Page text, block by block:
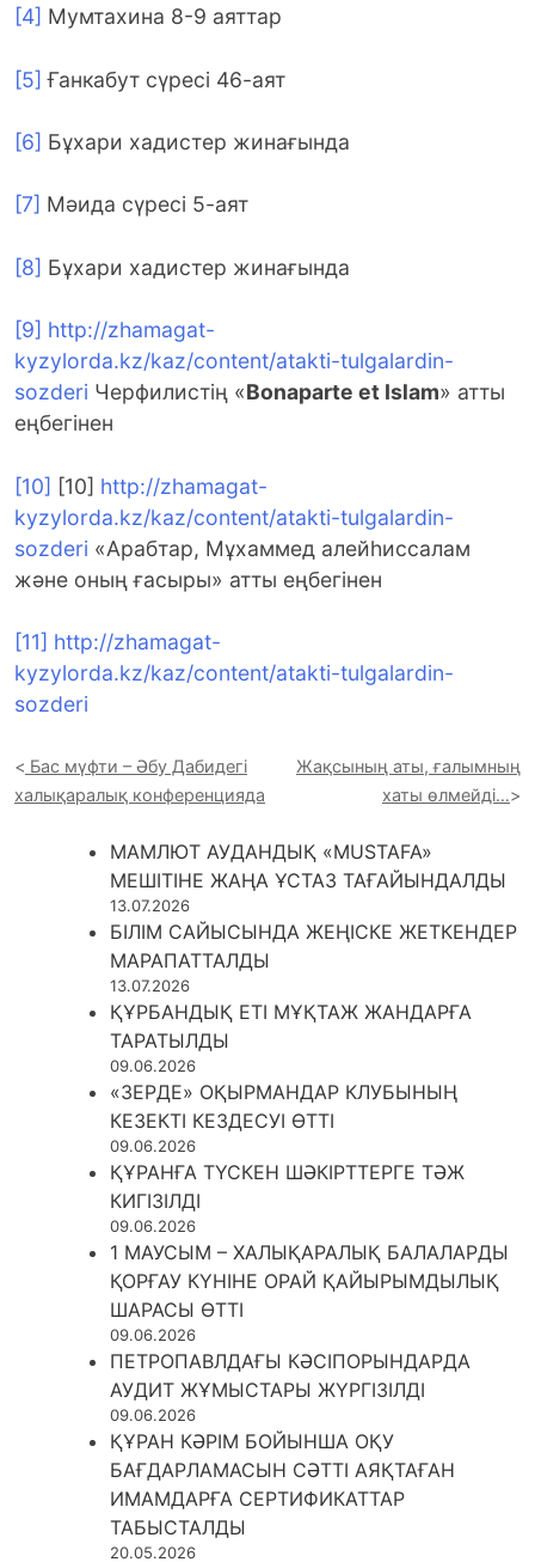
[4] Мумтахина 8-9 аяттар
[5] Ғанкабут сүресі 46-аят
[6] Бұхари хадистер жинағында
[7] Мәида сүресі 5-аят
[8] Бұхари хадистер жинағында
[9] http://zhamagat-
kyzylorda.kz/kaz/content/atakti-tulgalardin-
sozderi Черфилистің «Bonaparte et Islam» атты
еңбегінен
[10] [10] http://zhamagat-
kyzylorda.kz/kaz/content/atakti-tulgalardin-
sozderi «Арабтар, Мұхаммед алейһиссалам
және оның ғасыры» атты еңбегінен
[11] http://zhamagat-
kyzylorda.kz/kaz/content/atakti-tulgalardin-
sozderi
Бас мүфти – Әбу Дабидегі
халықаралық конференцияда
Жақсының аты, ғалымның
хаты өлмейді…
МАМЛЮТ АУДАНДЫҚ «MUSTAFA»
МЕШІТІНЕ ЖАҢА ҰСТАЗ ТАҒАЙЫНДАЛДЫ
13.07.2026
БІЛІМ САЙЫСЫНДА ЖЕҢІСКЕ ЖЕТКЕНДЕР
МАРАПАТТАЛДЫ
13.07.2026
ҚҰРБАНДЫҚ ЕТІ МҰҚТАЖ ЖАНДАРҒА
ТАРАТЫЛДЫ
09.06.2026
«ЗЕРДЕ» ОҚЫРМАНДАР КЛУБЫНЫҢ
КЕЗЕКТІ КЕЗДЕСУІ ӨТТІ
09.06.2026
ҚҰРАНҒА ТҮСКЕН ШӘКІРТТЕРГЕ ТӘЖ
КИГІЗІЛДІ
09.06.2026
1 МАУСЫМ – ХАЛЫҚАРАЛЫҚ БАЛАЛАРДЫ
ҚОРҒАУ КҮНІНЕ ОРАЙ ҚАЙЫРЫМДЫЛЫҚ
ШАРАСЫ ӨТТІ
09.06.2026
ПЕТРОПАВЛДАҒЫ КӘСІПОРЫНДАРДА
АУДИТ ЖҰМЫСТАРЫ ЖҮРГІЗІЛДІ
09.06.2026
ҚҰРАН КӘРІМ БОЙЫНША ОҚУ
БАҒДАРЛАМАСЫН СӘТТІ АЯҚТАҒАН
ИМАМДАРҒА СЕРТИФИКАТТАР
ТАБЫСТАЛДЫ
20.05.2026